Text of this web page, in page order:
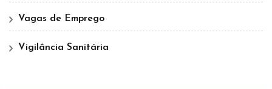
Vagas de Emprego
Vigilância Sanitária